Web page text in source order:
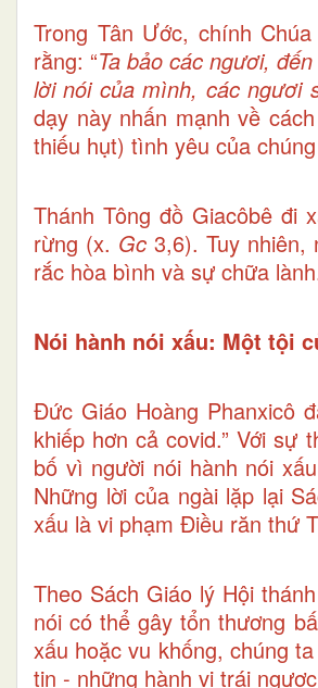
Trong Tân Ước, chính
rằng: “Ta bảo các ngươi,
lời nói của mình, các ngươi
dạy này nhấn mạnh về
thiếu hụt) tình yêu của
Thánh Tông đồ Giacôbê đi
rừng (x. Gc 3,6). Tuy nhiên,
rắc hòa bình và sự chữa
Nói hành nói xấu: Một tội
Đức Giáo Hoàng Phanxicô
khiếp hơn cả covid.” Với sự
bố vì người nói hành nói
Những lời của ngài lặp lại
xấu là vi phạm Điều răn thứ
Theo Sách Giáo lý Hội
nói có thể gây tổn thương
xấu hoặc vu khống, chúng
tin - những hành vi trái